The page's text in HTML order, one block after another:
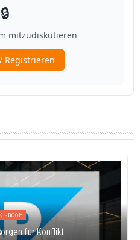
KI-BOOM
für Konflikt